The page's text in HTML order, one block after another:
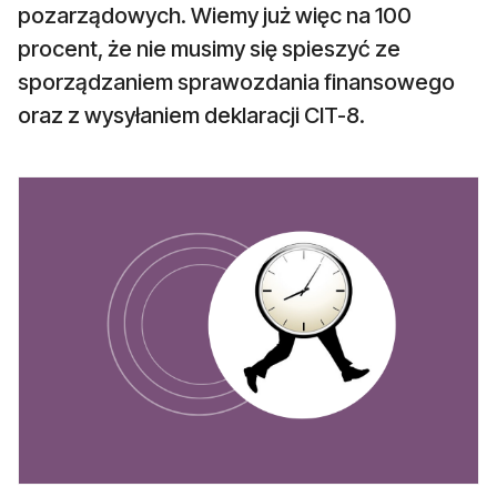
pozarządowych. Wiemy już więc na 100
procent, że nie musimy się spieszyć ze
sporządzaniem sprawozdania finansowego
oraz z wysyłaniem deklaracji CIT-8.